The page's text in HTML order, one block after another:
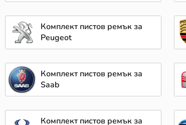
Комплект пистов ремък за
Peugeot
Комплект пистов ремък за
Saab
Комплект пистов ремък за